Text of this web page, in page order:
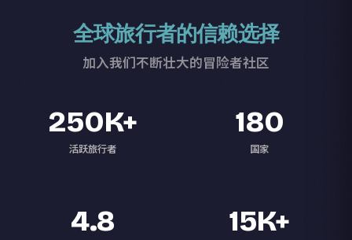
全球旅行者的信赖选择
加入我们不断壮大的冒险者社区
250K+
活跃旅行者
180
国家
4.8 15K+